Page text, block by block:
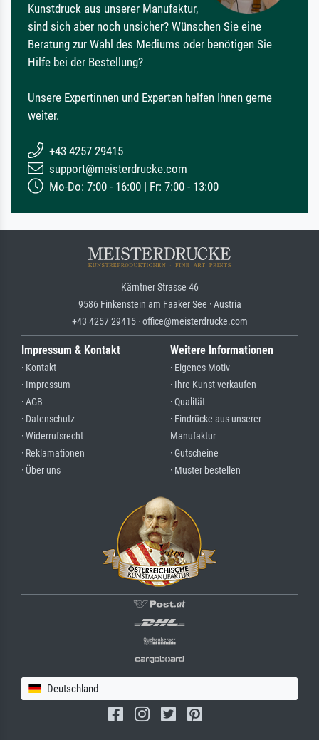
Kunstdruck aus unserer Manufaktur,
sind sich aber noch unsicher? Wünschen Sie eine
Beratung zur Wahl des Mediums oder benötigen Sie
Hilfe bei der Bestellung?
Unsere Expertinnen und Experten helfen Ihnen gerne
weiter.
+43 4257 29415
support@meisterdrucke.com
Mo-Do: 7:00 - 16:00 | Fr: 7:00 - 13:00
Kärntner Strasse 46
9586 Finkenstein am Faaker See · Austria
+43 4257 29415 · office@meisterdrucke.com
Impressum & Kontakt
· Kontakt
· Impressum
· AGB
· Datenschutz
· Widerrufsrecht
· Reklamationen
· Über uns
Weitere Informationen
· Eigenes Motiv
· Ihre Kunst verkaufen
· Qualität
· Eindrücke aus unserer
Manufaktur
· Gutscheine
· Muster bestellen
Deutschland